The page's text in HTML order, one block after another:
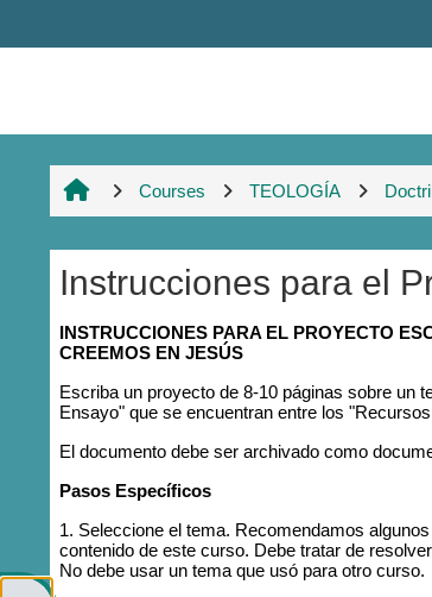
Courses TEOLOGÍA
Instrucciones para el
Completion requirements
INSTRUCCIONES PARA EL PROYECTO
CREEMOS EN JESÚS
Escriba un proyecto de 8-10 páginas sobre un
Ensayo" que se encuentran entre los
El documento debe ser archivado como
Pasos Específicos
1. Seleccione el tema. Recomendamos
contenido de este curso. Debe tratar de
No debe usar un tema que usó para otro curso.